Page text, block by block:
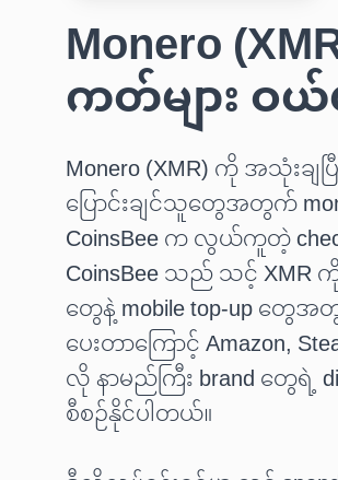
Monero
ကတ်များ ဝ
Monero (XMR) ကို အသုံး
ပြောင်းချင်သူတွေအတွက်
CoinsBee က လွယ်ကူတဲ့
CoinsBee သည် သင့် XMR
တွေနဲ့ mobile top-up တွေအ
ပေးတာကြောင့် Amazon,
လို နာမည်ကြီး brand တွေရဲ့
စီစဉ်နိုင်ပါတယ်။